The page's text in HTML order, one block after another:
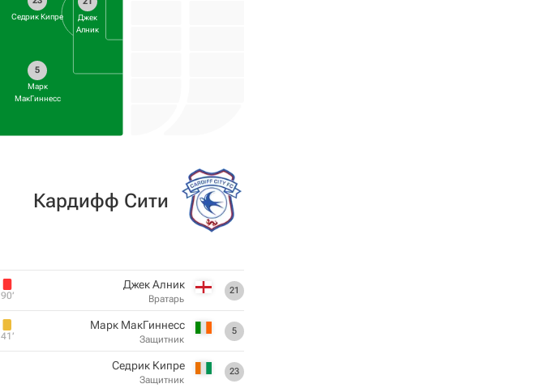
Джек
Алник
Седрик Кипре
5
Марк
МакГиннесс
Кардифф Сити
21
Джек Алник
Вратарь
90‎’‎
5
Марк МакГиннесс
Защитник
41‎’‎
23
Седрик Кипре
Защитник